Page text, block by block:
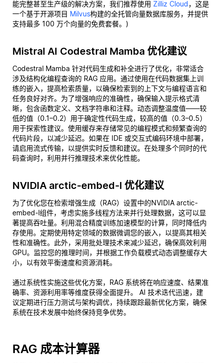
能完整甚至生产级的解决方案，我们推荐使用 Zilliz Cloud，这是
一个基于开源项目 Milvus构建的全托管向量数据库服务，并提供
支持最多 100 万个向量的免费套餐。)
Mistral AI Codestral Mamba 优化建议
Codestral Mamba 针对代码生成和补全进行了优化，非常适合
涉及结构化编程查询的 RAG 应用。通过使用在代码数据集上训
练的嵌入，提高检索质量，以确保检索到的上下文与编程语言和
任务良好对齐。为了增强响应的准确性，确保输入提示格式清
晰，包含函数定义、文档字符串和注释。动态调整温度值——较
低的值（0.1–0.2）用于确定性代码生成，较高的值（0.3–0.5）
用于探索性建议。使用缓存来存储常见的编程模式和频繁查询的
代码片段，以减少延迟。如果在 IDE 或交互式编码环境中部署，
请启用流式传输，以提供实时反馈和建议。在处理多个同时的代
码查询时，利用并行推理技术来优化性能。
NVIDIA arctic-embed-l 优化建议
为了优化您在检索增强生成（RAG）设置中的NVIDIA arctic-
embed-l组件，考虑实施多线程方法来并行处理数据，这可以显
著提高吞吐量。利用混合精度训练加速模型的计算，同时降低内
存使用。定期使用特定领域的数据微调您的嵌入，以提高其相关
性和准确性。此外，采用批处理技术来减少延迟，确保高效利用
GPU。监控您的推理时间，并根据工作负载模式动态调整缓存大
小，以有效平衡速度和资源消耗。
通过系统性实施这些优化方案，RAG 系统将在响应速度、结果准
确率、资源利用率等维度获得全面提升。 AI 技术迭代迅速，建
议定期进行压力测试与架构调优，持续跟踪最新优化方案，确保
系统在技术发展中始终保持竞争优势。
RAG 成本计算器